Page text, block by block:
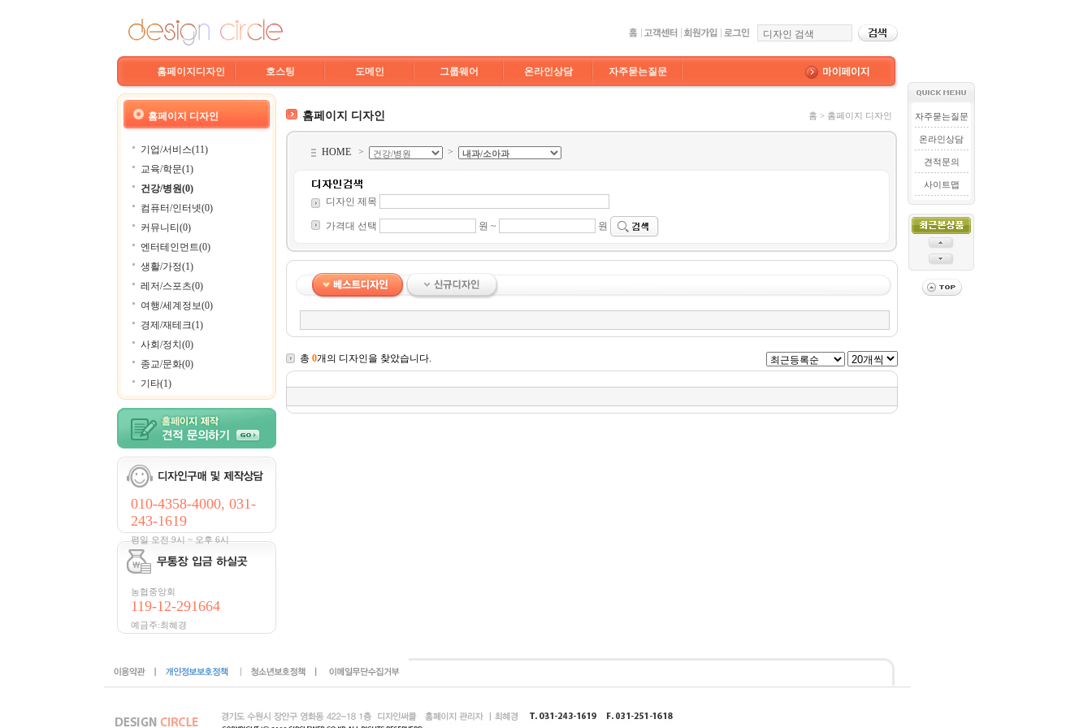
홈페이지디자인 호스팅 도메인 그룹웨어 온라인상담 자주묻는질문
홈페이지 디자인
기업/서비스(11)
교육/학문(1)
건강/병원(0)
컴퓨터/인터넷(0)
커뮤니티(0)
엔터테인먼트(0)
생활/가정(1)
레저/스포츠(0)
여행/세계정보(0)
경제/재테크(1)
사회/정치(0)
종교/문화(0)
기타(1)
010-4358-4000, 031-
243-1619
평일 오전 9시 ~ 오후 6시
농협중앙회
119-12-291664
예금주:최혜경
홈페이지 디자인 홈 > 홈페이지 디자인
HOME > >
디자인 제목
가격대 선택 원 ~ 원
총 0개의 디자인을 찾았습니다.
자주묻는질문
온라인상담
견적문의
사이트맵